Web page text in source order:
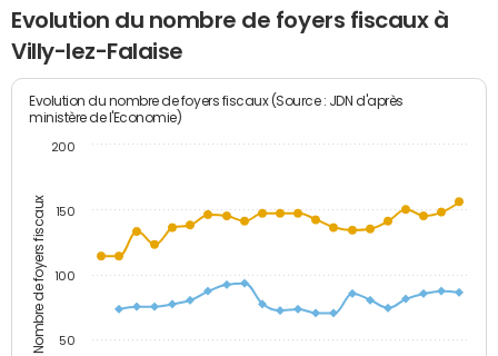
Evolution du nombre de foyers fiscaux à
Villy-lez-Falaise
Nombre de foyers fiscaux
Evolution du nombre de foyers fiscaux (Source : JDN d'après
ministère de l'Economie)
50
100
150
200